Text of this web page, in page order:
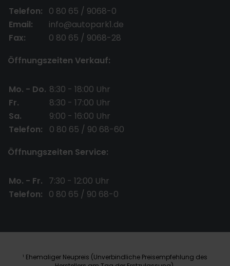
Telefon:
0 80 65 / 9068-0
Email:
info@autopark1.de
Fax:
0 80 65 / 9068-28
Öffnungszeiten Verkauf:
Mo. - Do. 8:30 - 18:00 Uhr
Fr.
8:30 - 17:00 Uhr
Sa.
9:00 - 16:00 Uhr
Telefon:
0 80 65 / 90 68-60
Öffnungszeiten Service:
Mo. - Fr.
7:30 - 12:00 Uhr
Telefon:
0 80 65 / 90 68-0
1 Ehemaliger Neupreis (Unverbindliche Preisempfehlung des